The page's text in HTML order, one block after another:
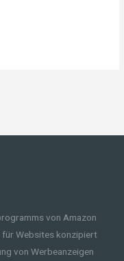
von Amazon
für Websites konzipiert
von Werbeanzeigen